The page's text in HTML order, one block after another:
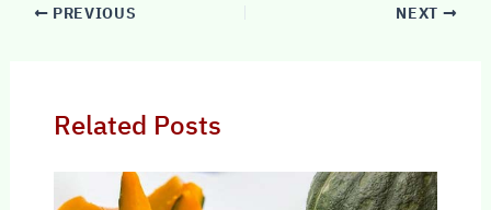
PREVIOUS NEXT
Related Posts